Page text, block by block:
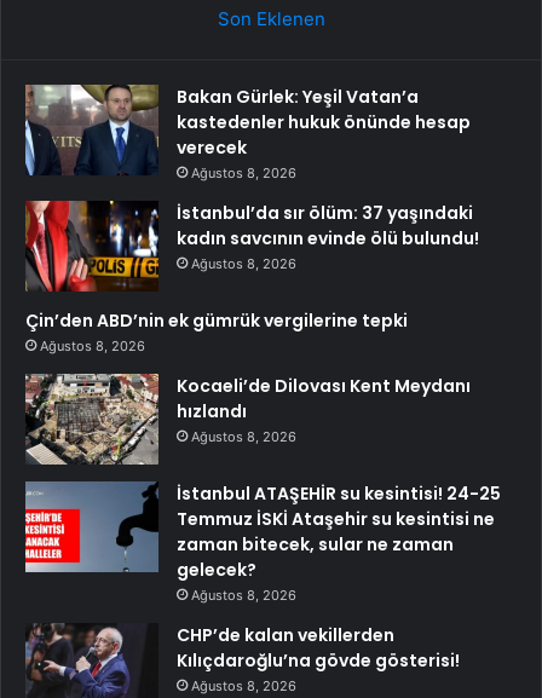
Son Eklenen
Bakan Gürlek: Yeşil Vatan’a
kastedenler hukuk önünde hesap
verecek
Ağustos 8, 2026
İstanbul’da sır ölüm: 37 yaşındaki
kadın savcının evinde ölü bulundu!
Ağustos 8, 2026
Çin’den ABD’nin ek gümrük vergilerine tepki
Ağustos 8, 2026
Kocaeli’de Dilovası Kent Meydanı
hızlandı
Ağustos 8, 2026
İstanbul ATAŞEHİR su kesintisi! 24-25
Temmuz İSKİ Ataşehir su kesintisi ne
zaman bitecek, sular ne zaman
gelecek?
Ağustos 8, 2026
CHP’de kalan vekillerden
Kılıçdaroğlu’na gövde gösterisi!
Ağustos 8, 2026